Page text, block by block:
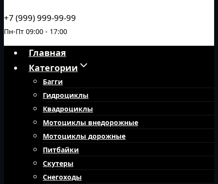
+7 (999) 999-99-99
Пн-Пт 09:00 - 17:00
Главная
Категории
Багги
Гидроциклы
Квадроциклы
Мотоциклы внедорожные
Мотоциклы дорожные
Питбайки
Скутеры
Снегоходы